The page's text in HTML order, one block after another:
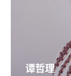
谭哲理